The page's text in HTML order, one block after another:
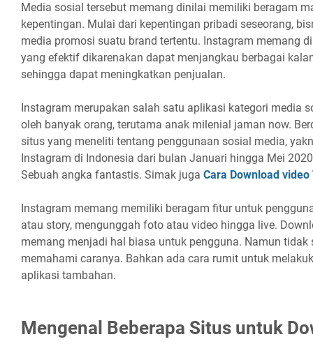
Media sosial tersebut memang dinilai memiliki beragam
kepentingan. Mulai dari kepentingan pribadi seseorang,
media promosi suatu brand tertentu. Instagram memang
yang efektif dikarenakan dapat menjangkau berbagai
sehingga dapat meningkatkan penjualan.
Instagram merupakan salah satu aplikasi kategori media
oleh banyak orang, terutama anak milenial jaman now.
situs yang meneliti tentang penggunaan sosial media,
Instagram di Indonesia dari bulan Januari hingga Mei
Sebuah angka fantastis. Simak juga Cara Download
Instagram memang memiliki beragam fitur untuk
atau story, mengunggah foto atau video hingga live.
memang menjadi hal biasa untuk pengguna. Namun tidak
memahami caranya. Bahkan ada cara rumit untuk
aplikasi tambahan.
Mengenal Beberapa Situs untuk